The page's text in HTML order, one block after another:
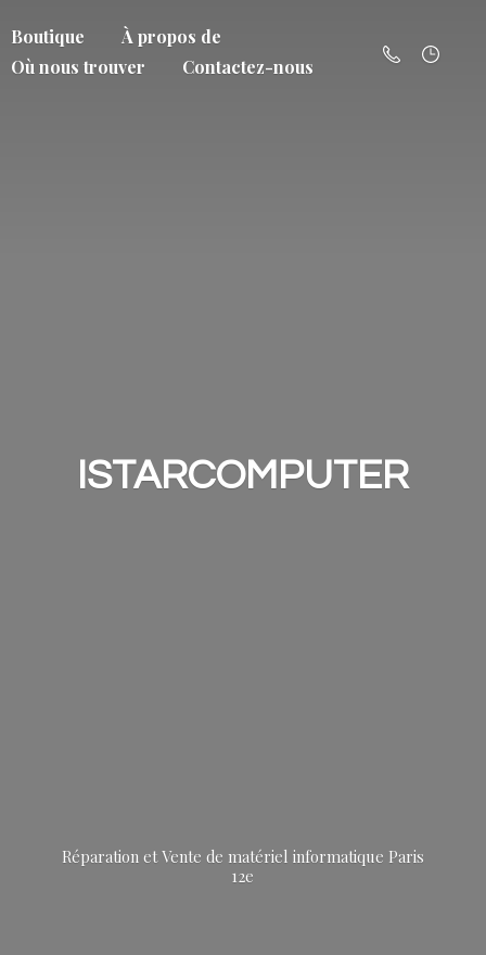
Boutique
À propos de
Où nous trouver
Contactez-nous
ISTARCOMPUTER
Réparation et Vente de matériel informatique Paris
12e